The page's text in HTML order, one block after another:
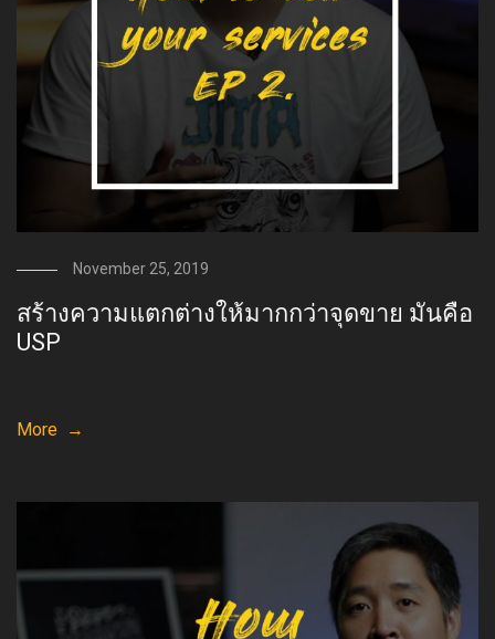
November 25, 2019
สร้างความแตกต่างให้มากกว่าจุดขาย มันคือ
USP
More →